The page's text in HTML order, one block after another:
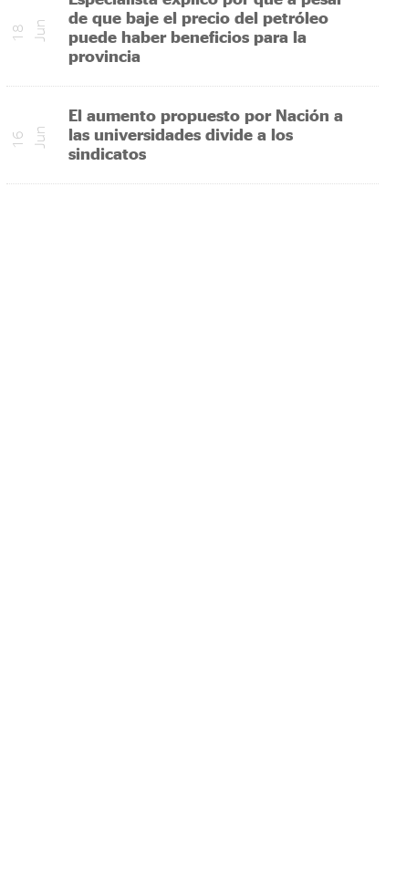
de que baje el precio del petróleo
puede haber beneficios para la
provincia
1
8
J
u n
El aumento propuesto por Nación a
las universidades divide a los
sindicatos
1
6
J
u n